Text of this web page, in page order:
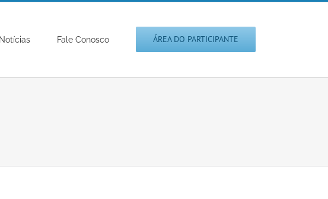
Notícias Fale Conosco ÁREA DO PARTICIPANTE